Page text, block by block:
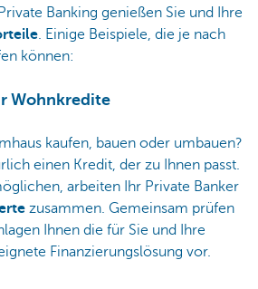
Banking genießen Sie und Ihre
. Einige Beispiele, die je nach
können:
Wohnkredite
kaufen, bauen oder umbauen?
einen Kredit, der zu Ihnen passt.
arbeiten Ihr Private Banker
zusammen. Gemeinsam prüfen
Ihnen die für Sie und Ihre
Finanzierungslösung vor.